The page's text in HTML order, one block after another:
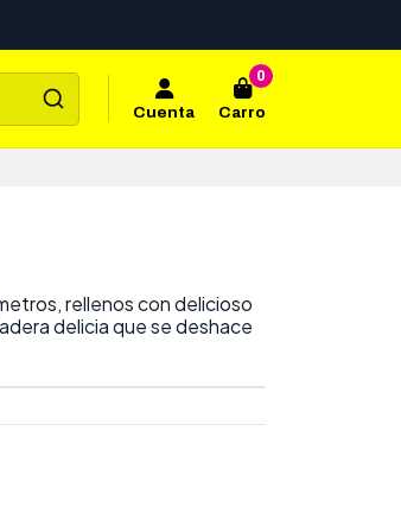
Cuenta
0
Carro
rellenos con delicioso
delicia que se deshace